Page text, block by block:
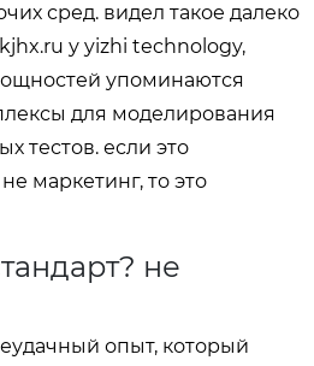
сред. видел такое далеко
у yizhi technology,
упоминаются
для моделирования
тестов. если это
маркетинг, то это
не
опыт, который